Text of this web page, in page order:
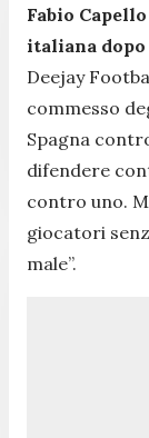
Fabio
italiana
Deejay
commesso
Spagna
difendere
contro uno.
giocatori
male”.